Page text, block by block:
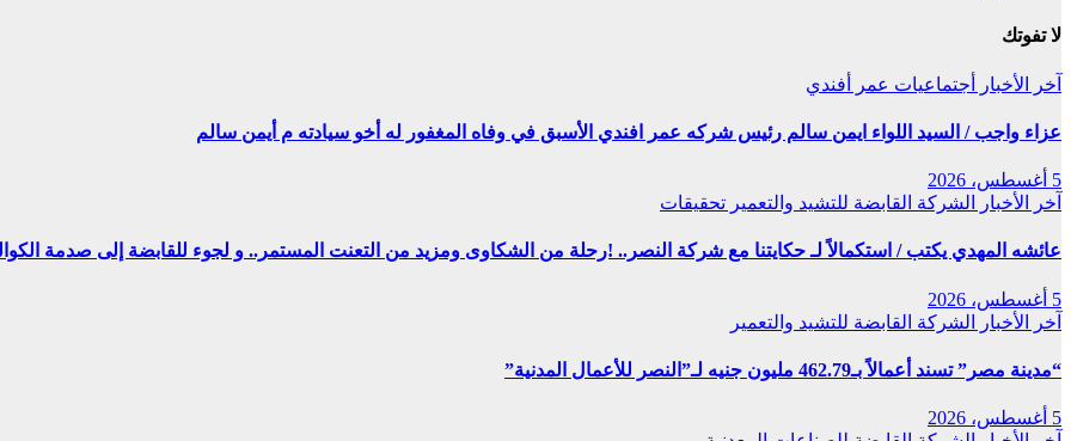
لا تفوتك
آخر الأخبار أجتماعيات عمر أفندي
عزاء واجب / السيد اللواء ايمن سالم رئيس شركه عمر افندي الأسبق في وفاه المغفور له أخو سيادته م أيمن سالم
5 أغسطس، 2026
آخر الأخبار
الشركة القابضة للتشيد والتعمير تحقيقات
عائشه المهدي يكتب / استكمالاً لـ حكايتنا مع شركة النصر.. !رحلة من الشكاوى ومزيد من التعنت المستمر.. و لجوء للقابضة إلى صدمة
5 أغسطس، 2026
آخر الأخبار
الشركة القابضة للتشيد والتعمير
“مدينة مصر” تسند أعمالاً بـ462.79 مليون جنيه لـ”النصر للأعمال المدنية”
5 أغسطس، 2026